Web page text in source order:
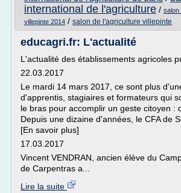
international de l'agriculture / salon
villepinte 2014 / salon de l'agriculture villepinte
educagri.fr: L'actualité
L'actualité des établissements agricoles
22.03.2017
Le mardi 14 mars 2017, ce sont plus
d'apprentis, stagiaires et formateurs qui
le bras pour accomplir un geste citoyen :
Depuis une dizaine d'années, le CFA de
[En savoir plus]
17.03.2017
Vincent VENDRAN, ancien élève du
de Carpentras a...
Lire la suite